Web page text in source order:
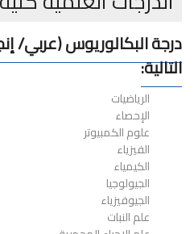
درجة البكالوريوس (عربي/
التالية:
الرياضيات
الإحصاء
علوم الكمبيوتر
الفيزياء
الكيمياء
الجيولوجيا
الجيوفيزياء
علم النبات